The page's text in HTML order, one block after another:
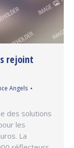
rejoint
Angels
des solutions
les
La